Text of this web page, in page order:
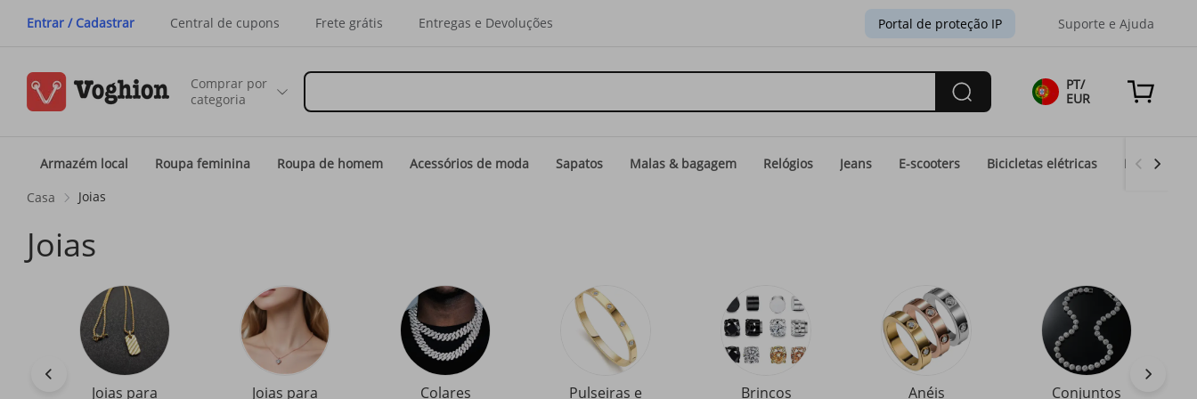
Entrar / Cadastrar Central de cupons Frete grátis Entregas e Devoluções Portal de proteção IP Suporte e Ajuda
Comprar por
categoria
PT/
EUR
Armazém local Roupa feminina Roupa de homem Acessórios de moda Sapatos Malas & bagagem Relógios Jeans E-scooters Bicicletas elétricas Moda Eid
Casa Joias
Joias
Joias para
Joias para
Colares
Pulseiras e
Brincos Anéis
Conjuntos